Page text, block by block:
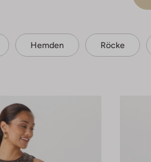
Hemden Röcke